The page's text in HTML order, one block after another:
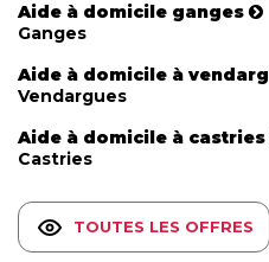
Aide à domicile ganges
Ganges
Aide à domicile à
Vendargues
Aide à domicile à castries
Castries
TOUTES LES OFFRES